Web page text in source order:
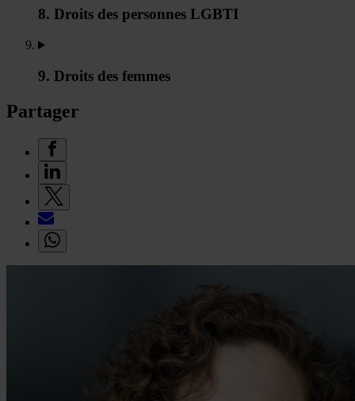
8. Droits des personnes LGBTI
9. Droits des femmes
Partager